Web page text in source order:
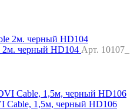
черный HD104 Арт. 10107_
Cable, 1,5м, черный HD106